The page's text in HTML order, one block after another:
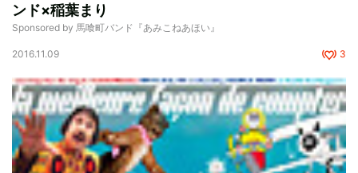
ンド×稲葉まり
Sponsored by 馬喰町バンド『あみこねあほい』
2016.11.09 3